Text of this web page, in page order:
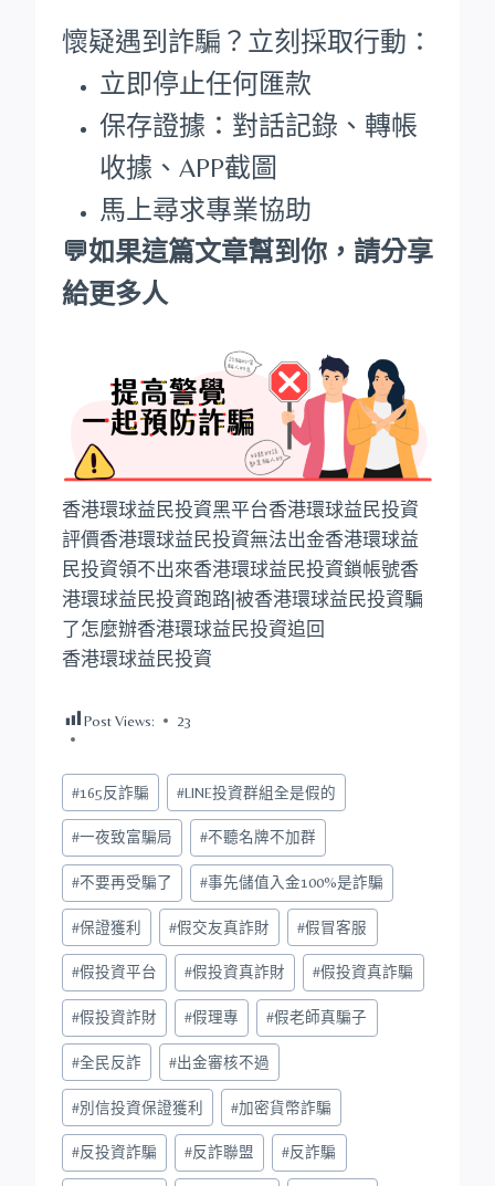
懷疑遇到詐騙？立刻採取行動：
立即停止任何匯款
保存證據：對話記錄、轉帳
收據、APP截圖
馬上尋求專業協助
💬如果這篇文章幫到你，請分享
給更多人
香港環球益民投資黑平台香港環球益民投資
評價香港環球益民投資無法出金香港環球益
民投資領不出來香港環球益民投資鎖帳號香
港環球益民投資跑路|被香港環球益民投資騙
了怎麼辦香港環球益民投資追回
香港環球益民投資
Post Views: 23
Post
Tags:
#165反詐騙 #LINE投資群組全是假的
#一夜致富騙局 #不聽名牌不加群
#不要再受騙了 #事先儲值入金100%是詐騙
#保證獲利 #假交友真詐財 #假冒客服
#假投資平台 #假投資真詐財 #假投資真詐騙
#假投資詐財 #假理專 #假老師真騙子
#全民反詐 #出金審核不過
#別信投資保證獲利 #加密貨幣詐騙
#反投資詐騙 #反詐聯盟 #反詐騙